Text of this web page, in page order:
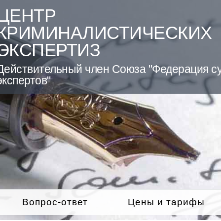
член Союза "Федерация
Вопрос-ответ Цены и тарифы